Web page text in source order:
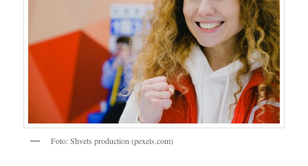
Foto:Shvets production (pexels.com)